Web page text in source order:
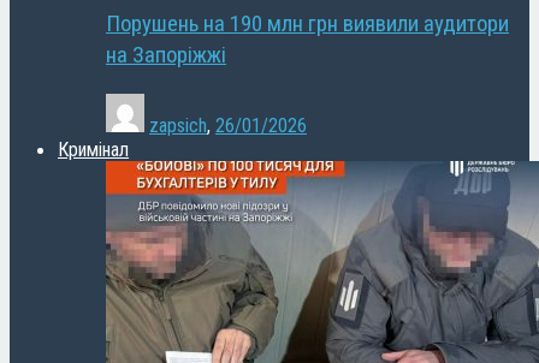
Порушень на 190 млн грн виявили аудитори
на Запоріжжі
zapsich, 26/01/2026
Кримінал